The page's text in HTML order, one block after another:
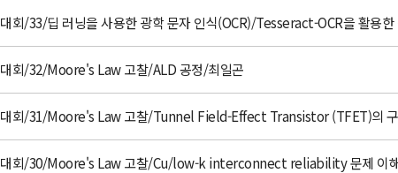
회/33/딥 러닝을 사용한 광학 문자 인식(OCR)/Tesseract-OCR을 활용
회/32/Moore's Law 고찰/ALD 공정/최일곤
회/31/Moore's Law 고찰/Tunnel Field-Effect Transistor (TFET)의 구
회/30/Moore's Law 고찰/Cu/low-k interconnect reliability 문제 이